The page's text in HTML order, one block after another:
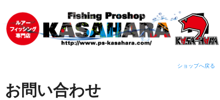
ショップへ戻る
お問い合わせ